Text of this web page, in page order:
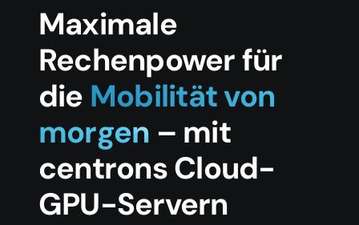
Maximale
Rechenpower für
die Mobilität von
morgen – mit
centrons Cloud-
GPU-Servern